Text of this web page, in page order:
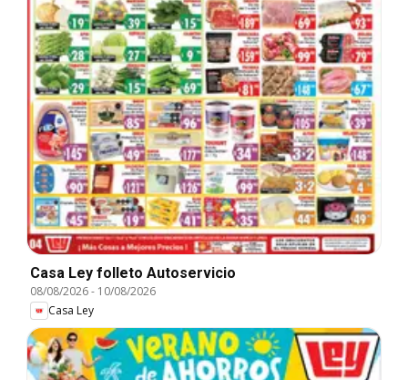
Casa Ley folleto Autoservicio
08/08/2026- 10/08/2026
Casa Ley